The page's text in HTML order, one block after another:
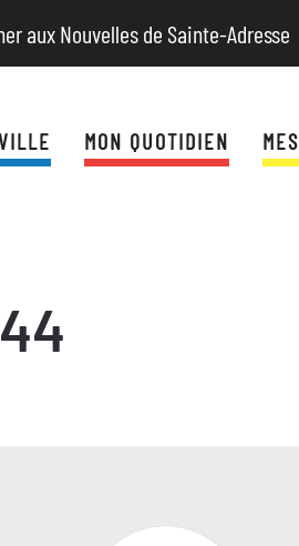
aux Nouvelles de Sainte-Adresse
MON QUOTIDIEN